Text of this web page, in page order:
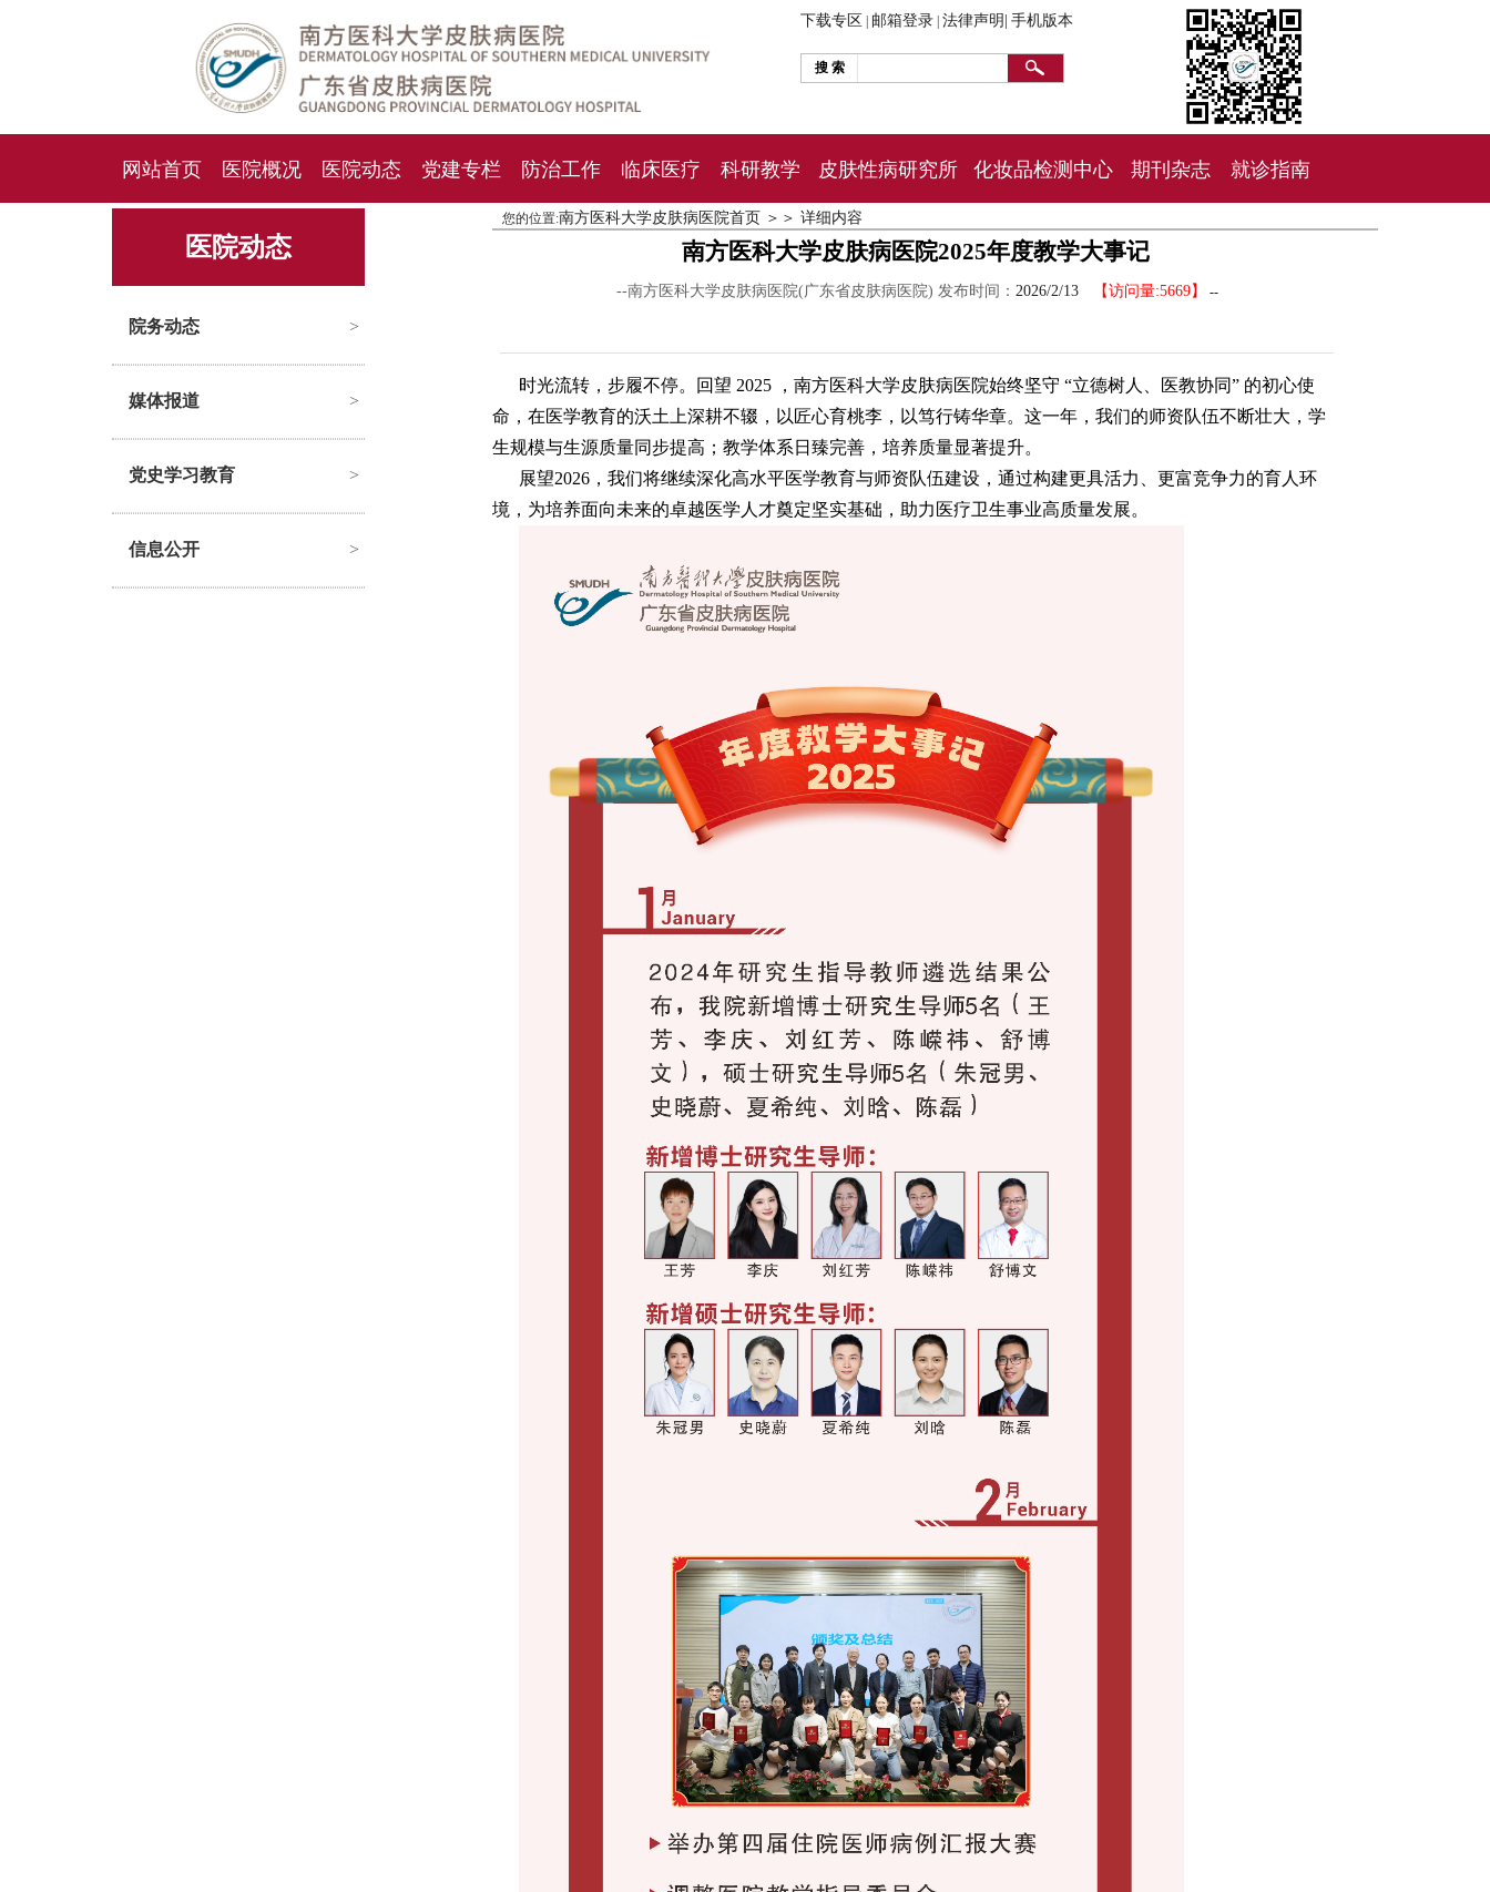
下载专区 邮箱登录 法律声明| 手机版本
搜 索
网站首页 医院概况 医院动态 党建专栏 防治工作 临床医疗 科研教学 皮肤性病研究所 化妆品检测中心 期刊杂志 就诊指南
人才招聘 招标采购
医院动态
院务动态 >
媒体报道 >
党史学习教育 >
信息公开 >
您的位置:南方医科大学皮肤病医院首页 ＞＞ 详细内容
南方医科大学皮肤病医院2025年度教学大事记
--南方医科大学皮肤病医院(广东省皮肤病医院) 发布时间： 2026/2/13 【访问量:5669】 --
时光流转，步履不停。回望 2025 ，南方医科大学皮肤病医院始终坚守 “立德树人、医教协同” 的初心使
命，在医学教育的沃土上深耕不辍，以匠心育桃李，以笃行铸华章。这一年，我们的师资队伍不断壮大，学
生规模与生源质量同步提高；教学体系日臻完善，培养质量显著提升。
展望2026，我们将继续深化高水平医学教育与师资队伍建设，通过构建更具活力、更富竞争力的育人环
境，为培养面向未来的卓越医学人才奠定坚实基础，助力医疗卫生事业高质量发展。